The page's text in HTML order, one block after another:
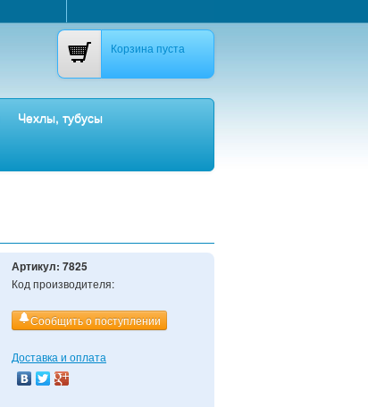
Корзина пуста
Чехлы, тубусы
Артикул: 7825
Код производителя:
Сообщить о поступлении
Доставка и оплата